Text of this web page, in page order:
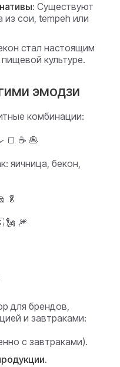
Существуют
из сои, tempeh или
стал настоящим
культуре.
эмодзи
комбинации:
🍞 ☕ 🥞
яичница, бекон,
🥬
🎆
для брендов,
и завтраками:
с завтраками).